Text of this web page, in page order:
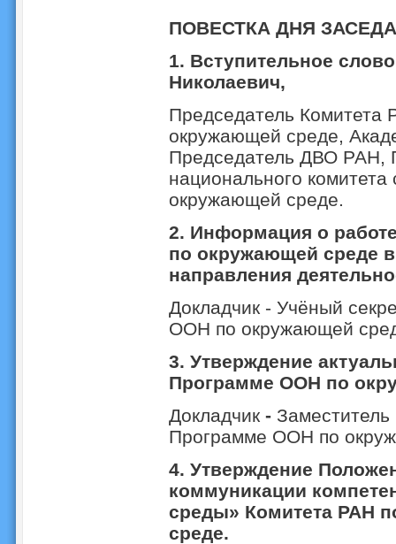
ПОВЕСТКА ДНЯ
1. Вступительное
Николаевич,
Председатель
окружающей среде,
Председатель ДВО РАН,
национального
окружающей среде.
2. Информация о
по окружающей среде в
направления
Докладчик - Учёный
ООН по окружающей
3. Утверждение
Программе ООН по
Докладчик -
Программе ООН по
4. Утверждение
коммуникации
среды» Комитета РАН
среде.